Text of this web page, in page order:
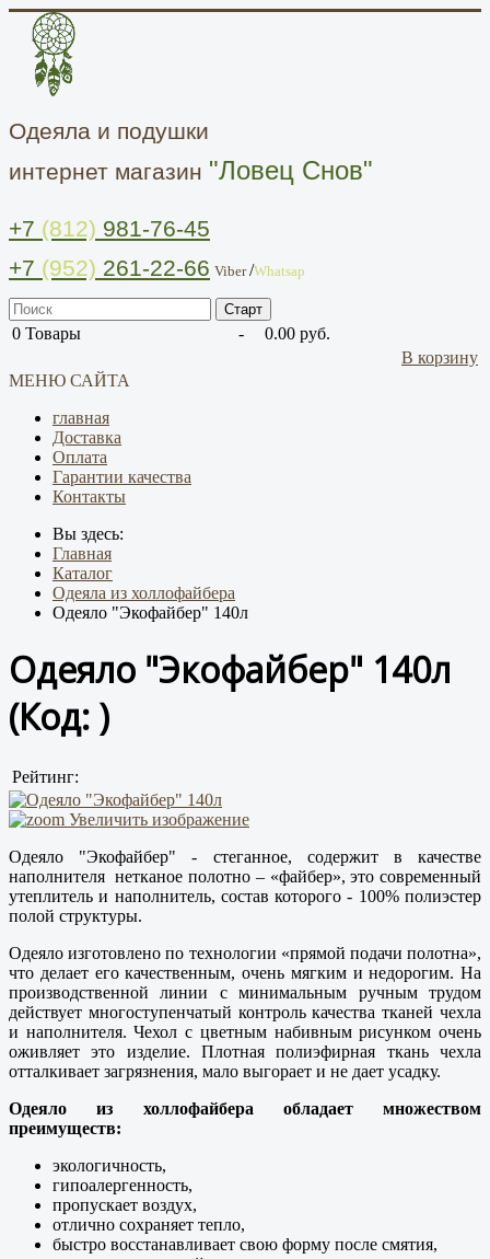
Одеяла и подушки
интернет магазин "Ловец Снов"
+7 (812) 981-76-45
+7 (952) 261-22-66 Viber/Whatsap
0 Товары -
0.00 руб.
В корзину
МЕНЮ САЙТА
главная
Доставка
Оплата
Гарантии качества
Контакты
Вы здесь:
Главная
Каталог
Одеяла из холлофайбера
Одеяло "Экофайбер" 140л
Одеяло "Экофайбер" 140л
(Код: )
Рейтинг:
Увеличить изображение
Одеяло "Экофайбер" - стеганное, содержит в качестве
наполнителя нетканое полотно – «файбер», это современный
утеплитель и наполнитель, состав которого - 100% полиэстер
полой структуры.
Одеяло изготовлено по технологии «прямой подачи полотна»,
что делает его качественным, очень мягким и недорогим. На
производственной линии с минимальным ручным трудом
действует многоступенчатый контроль качества тканей чехла
и наполнителя. Чехол с цветным набивным рисунком очень
оживляет это изделие. Плотная полиэфирная ткань чехла
отталкивает загрязнения, мало выгорает и не дает усадку.
Одеяло из холлофайбера обладает множеством
преимуществ:
экологичность,
гипоалергенность,
пропускает воздух,
отлично сохраняет тепло,
быстро восстанавливает свою форму после смятия,